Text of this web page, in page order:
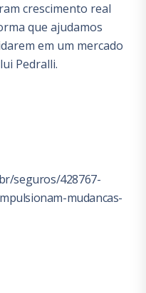
crescimento real
que ajudamos
em um mercado
Pedralli.
seguros/428767-
mudancas-